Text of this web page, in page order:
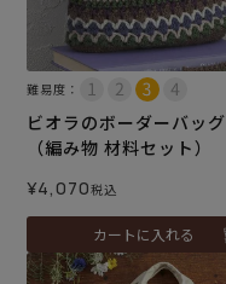
難易度：
ビオラのボーダーバッグ
（編み物 材料セット）
¥4,070税込
カートに入れる